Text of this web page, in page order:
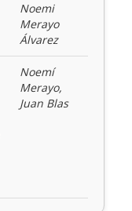
Noemi
Merayo
Álvarez
Noemí
Merayo,
Juan Blas